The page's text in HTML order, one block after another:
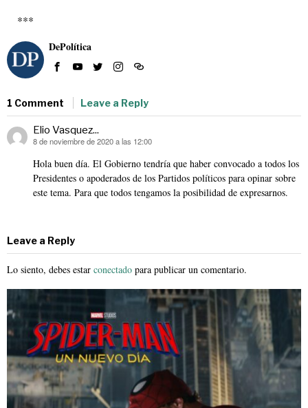
***
DePolítica
1 Comment Leave a Reply
Elio Vasquez...
dice:
8 de noviembre de 2020 a las 12:00
Hola buen día. El Gobierno tendría que haber convocado a todos los
Presidentes o apoderados de los Partidos políticos para opinar sobre
este tema. Para que todos tengamos la posibilidad de expresarnos.
Leave a Reply
Lo siento, debes estar conectado para publicar un comentario.